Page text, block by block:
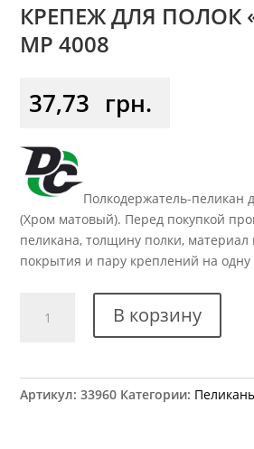
КРЕПЕЖ ДЛЯ ПОЛОК
МР 4008
37,73 грн.
Полкодержатель-пеликан
(Хром матовый). Перед покупкой
пеликана, толщину полки, материал
покрытия и пару креплений на одну
товара
"пеликан"
В корзину
Артикул:33960 Категории: